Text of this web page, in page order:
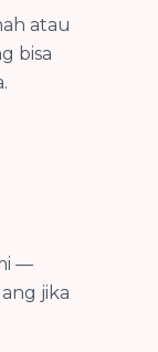
atau
bisa
—
jika